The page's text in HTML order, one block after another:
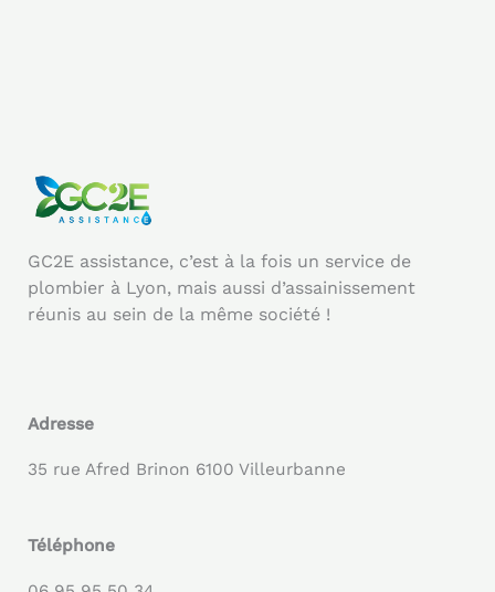
GC2E assistance, c’est à la fois un service de
plombier à Lyon, mais aussi d’assainissement
réunis au sein de la même société !
Adresse
35 rue Afred Brinon 6100 Villeurbanne
Téléphone